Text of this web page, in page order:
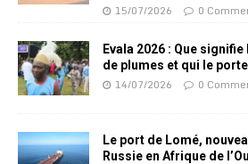
15/07/2026 0
Evala 2026 : Que
de plumes et qui le
14/07/2026 0
Le port de Lomé,
Russie en Afrique de